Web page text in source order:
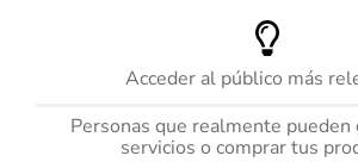
Acceder al público más
Personas que realmente
servicios o comprar tus